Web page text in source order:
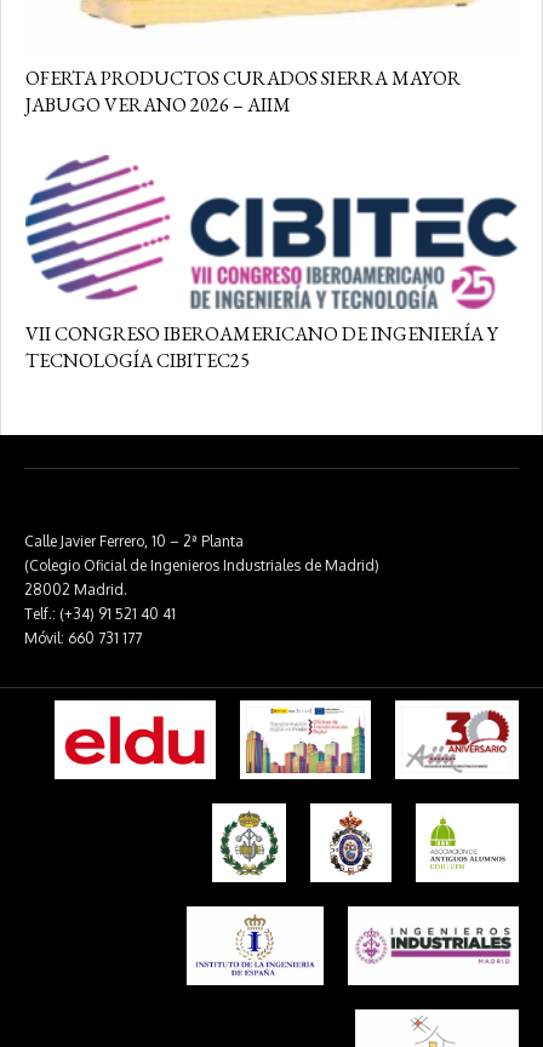
OFERTA PRODUCTOS CURADOS SIERRA MAYOR
JABUGO VERANO 2026 – AIIM
VII CONGRESO IBEROAMERICANO DE INGENIERÍA Y
TECNOLOGÍA CIBITEC25
Calle Javier Ferrero, 10 – 2ª Planta
(Colegio Oficial de Ingenieros Industriales de Madrid)
28002 Madrid.
Telf.: (+34) 91 521 40 41
Móvil: 660 731 177